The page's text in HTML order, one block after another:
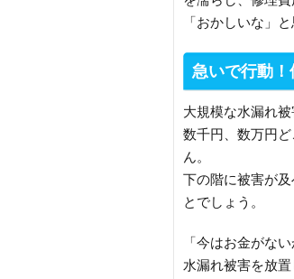
「おかしいな」
急いで行動
大規模な水漏れ
数千円、数万円
ん。
下の階に被害が
とでしょう。
「今はお金がな
水漏れ被害を放